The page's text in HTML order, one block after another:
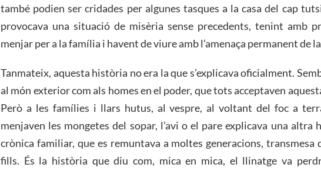
també podien ser cridades per algunes tasques a la casa del cap
provocava una situació de misèria sense precedents, tenint amb
menjar per a la família i havent de viure amb l’amenaça permanent de
Tanmateix, aquesta història no era la que s’explicava oficialment.
al món exterior com als homes en el poder, que tots acceptaven
Però a les famílies i llars hutus, al vespre, al voltant del foc a
menjaven les mongetes del sopar, l’avi o el pare explicava una altra
crònica familiar, que es remuntava a moltes generacions, transmesa
fills. És la història que diu com, mica en mica, el llinatge va